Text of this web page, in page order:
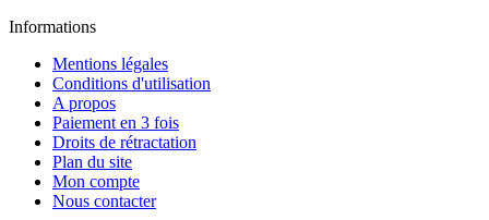
Informations
Mentions légales
Conditions d'utilisation
A propos
Paiement en 3 fois
Droits de rétractation
Plan du site
Mon compte
Nous contacter